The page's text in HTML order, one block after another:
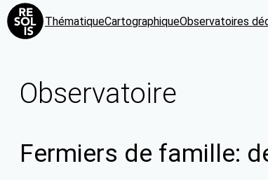
ThématiqueCartographiqueObservatoires
Observatoire
Fermiers de famille: